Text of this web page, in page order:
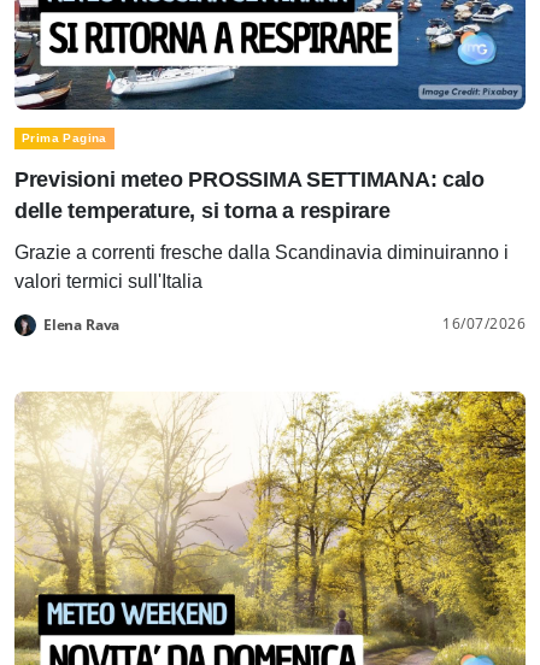
Prima Pagina
Previsioni meteo PROSSIMA SETTIMANA: calo
delle temperature, si torna a respirare
Grazie a correnti fresche dalla Scandinavia diminuiranno i
valori termici sull'Italia
Elena Rava 16/07/2026